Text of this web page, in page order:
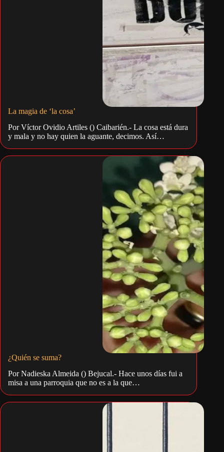
La magia de ‘la cosa’
Por Víctor Ovidio Artiles () Caibarién.- La cosa está dura
y mala y no hay quien la aguante, decimos. Así…
¿Quién se suma?
Por Nadieska Almeida () Bejucal.- Hace unos días fui a
misa a una parroquia que no es a la que…